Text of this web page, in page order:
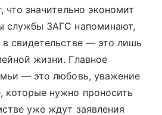
что значительно экономит
службы ЗАГС напоминают,
в свидетельстве — это лишь
жизни. Главное
— это любовь, уважение
которые нужно проносить
уже ждут заявления